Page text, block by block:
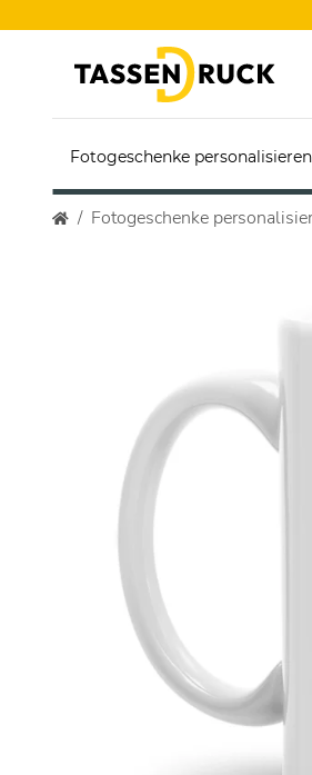
Fotogeschenke personalisieren
Fotogeschenke